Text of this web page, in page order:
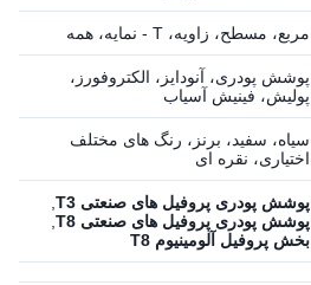
مربع، مسطح، زاویه، T - نمایه، همه
پوشش پودری، آنودایز، الکتروفورز،
پولیش، فینیش آسیاب
سیاه، سفید، برنز، رنگ های مختلف
اختیاری، نقره ای
پوشش پودری پروفیل های صنعتی T3
پوشش پودری پروفیل های صنعتی T8
بخش پروفیل آلومینیوم T8